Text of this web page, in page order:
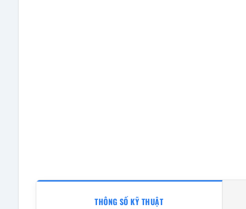
THÔNG SỐ KỸ THUẬT